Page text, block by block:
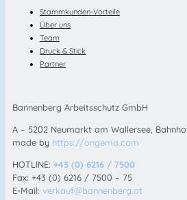
Stammkunden-Vorteile
Über uns
Team
Druck & Stick
Partner
Bannenberg Arbeitsschutz GmbH
A – 5202 Neumarkt am Wallersee,
made by https://ongema.com
HOTLINE: +43 (0) 6216 / 7500
Fax: +43 (0) 6216 / 7500 – 75
E-Mail: verkauf@bannenberg.at